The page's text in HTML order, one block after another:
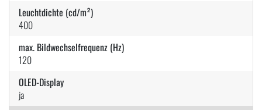
Leuchtdichte (cd/m²)
400
max. Bildwechselfrequenz (Hz)
120
OLED-Display
ja